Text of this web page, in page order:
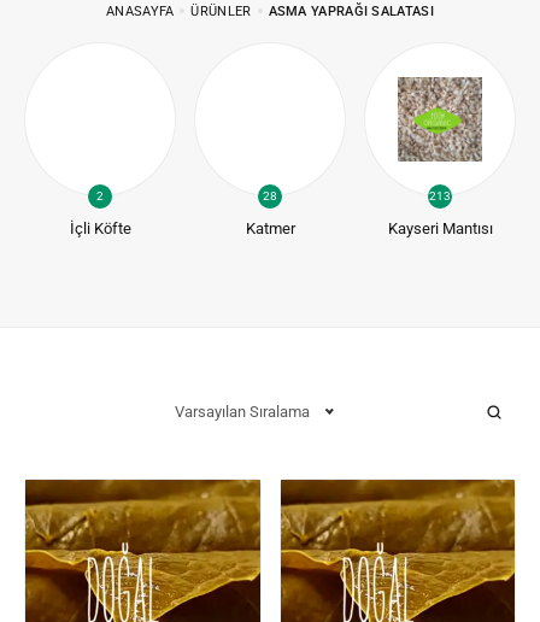
ANASAYFA ÜRÜNLER ASMA YAPRAĞI SALATASI
2
İçli Köfte
28
Katmer
213
Kayseri Mantısı
Varsayılan Sıralama